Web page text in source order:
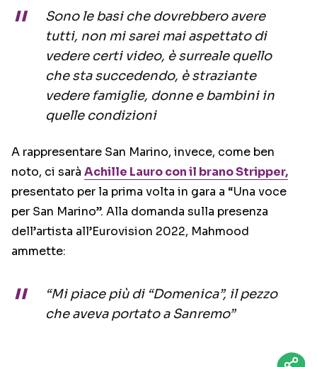
Sono le basi che dovrebbero avere
tutti, non mi sarei mai aspettato di
vedere certi video, è surreale quello
che sta succedendo, è straziante
vedere famiglie, donne e bambini in
quelle condizioni
A rappresentare San Marino, invece, come ben
noto, ci sarà Achille Lauro con il brano Stripper,
presentato per la prima volta in gara a “Una voce
per San Marino”. Alla domanda sulla presenza
dell’artista all’Eurovision 2022, Mahmood
ammette:
“Mi piace più di “Domenica”, il pezzo
che aveva portato a Sanremo”